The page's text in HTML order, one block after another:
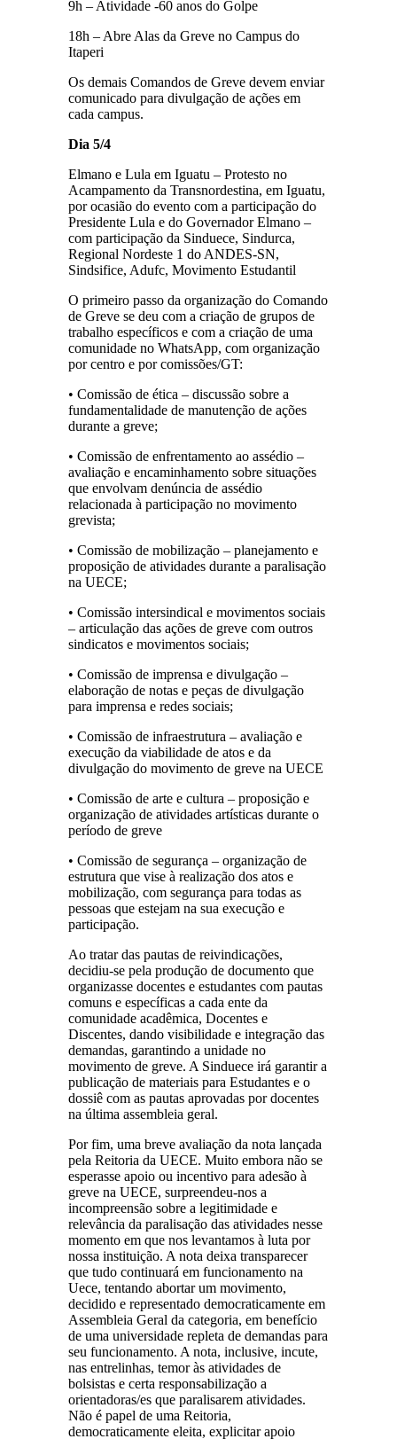
9h – Atividade -60 anos do Golpe
18h – Abre Alas da Greve no Campus do
Itaperi
Os demais Comandos de Greve devem enviar
comunicado para divulgação de ações em
cada campus.
Dia 5/4
Elmano e Lula em Iguatu – Protesto no
Acampamento da Transnordestina, em Iguatu,
por ocasião do evento com a participação do
Presidente Lula e do Governador Elmano –
com participação da Sinduece, Sindurca,
Regional Nordeste 1 do ANDES-SN,
Sindsifice, Adufc, Movimento Estudantil
O primeiro passo da organização do Comando
de Greve se deu com a criação de grupos de
trabalho específicos e com a criação de uma
comunidade no WhatsApp, com organização
por centro e por comissões/GT:
• Comissão de ética – discussão sobre a
fundamentalidade de manutenção de ações
durante a greve;
• Comissão de enfrentamento ao assédio –
avaliação e encaminhamento sobre situações
que envolvam denúncia de assédio
relacionada à participação no movimento
grevista;
• Comissão de mobilização – planejamento e
proposição de atividades durante a paralisação
na UECE;
• Comissão intersindical e movimentos sociais
– articulação das ações de greve com outros
sindicatos e movimentos sociais;
• Comissão de imprensa e divulgação –
elaboração de notas e peças de divulgação
para imprensa e redes sociais;
• Comissão de infraestrutura – avaliação e
execução da viabilidade de atos e da
divulgação do movimento de greve na UECE
• Comissão de arte e cultura – proposição e
organização de atividades artísticas durante o
período de greve
• Comissão de segurança – organização de
estrutura que vise à realização dos atos e
mobilização, com segurança para todas as
pessoas que estejam na sua execução e
participação.
Ao tratar das pautas de reivindicações,
decidiu-se pela produção de documento que
organizasse docentes e estudantes com pautas
comuns e específicas a cada ente da
comunidade acadêmica, Docentes e
Discentes, dando visibilidade e integração das
demandas, garantindo a unidade no
movimento de greve. A Sinduece irá garantir a
publicação de materiais para Estudantes e o
dossiê com as pautas aprovadas por docentes
na última assembleia geral.
Por fim, uma breve avaliação da nota lançada
pela Reitoria da UECE. Muito embora não se
esperasse apoio ou incentivo para adesão à
greve na UECE, surpreendeu-nos a
incompreensão sobre a legitimidade e
relevância da paralisação das atividades nesse
momento em que nos levantamos à luta por
nossa instituição. A nota deixa transparecer
que tudo continuará em funcionamento na
Uece, tentando abortar um movimento,
decidido e representado democraticamente em
Assembleia Geral da categoria, em benefício
de uma universidade repleta de demandas para
seu funcionamento. A nota, inclusive, incute,
nas entrelinhas, temor às atividades de
bolsistas e certa responsabilização a
orientadoras/es que paralisarem atividades.
Não é papel de uma Reitoria,
democraticamente eleita, explicitar apoio